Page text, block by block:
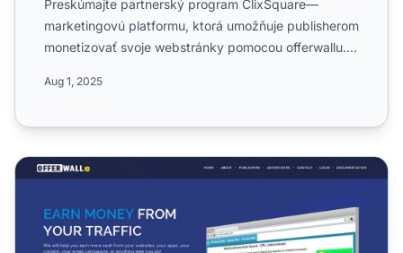
Preskúmajte partnerský program ClixSquare—
marketingovú platformu, ktorá umožňuje publisherom
monetizovať svoje webstránky pomocou offerwallu.
Aug 1, 2025
Affiliate program OfferWallAds